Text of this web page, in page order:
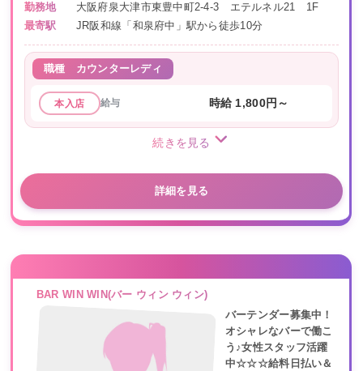
勤務地
大阪府泉大津市東豊中町2-4-3 エテルネル21 1F
最寄駅
JR阪和線「和泉府中」駅から徒歩10分
職種 カウンターレディ
本入店 給与 時給 1,800円～
続きを見る
詳細を見る
BAR WIN WIN(バー ウィン ウィン)
バーテンダー募集中！
オシャレなバーで働こ
う♪女性スタッフ活躍
中☆☆☆給料日払い＆